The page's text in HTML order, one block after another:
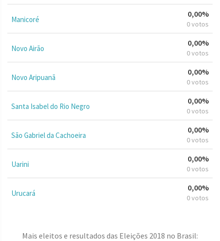
Manicoré
0,00%
0 votos
Novo Airão
0,00%
0 votos
Novo Aripuanã
0,00%
0 votos
Santa Isabel do Rio Negro
0,00%
0 votos
São Gabriel da Cachoeira
0,00%
0 votos
Uarini
0,00%
0 votos
Urucará
0,00%
0 votos
Mais eleitos e resultados das Eleições 2018 no Brasil: